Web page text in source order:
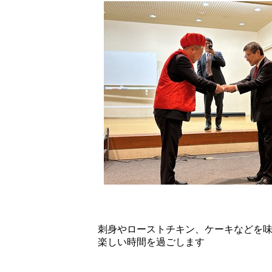
刺身やローストチキン、ケーキなどを
楽しい時間を過ごします